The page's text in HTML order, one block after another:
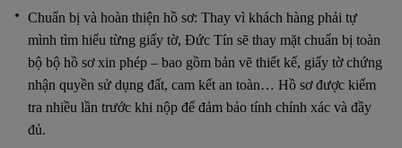
Chuẩn bị và hoàn thiện hồ sơ: Thay vì khách hàng phải tự
mình tìm hiểu từng giấy tờ, Đức Tín sẽ thay mặt chuẩn bị toàn
bộ bộ hồ sơ xin phép – bao gồm bản vẽ thiết kế, giấy tờ chứng
nhận quyền sử dụng đất, cam kết an toàn… Hồ sơ được kiểm
tra nhiều lần trước khi nộp để đảm bảo tính chính xác và đầy
đủ.